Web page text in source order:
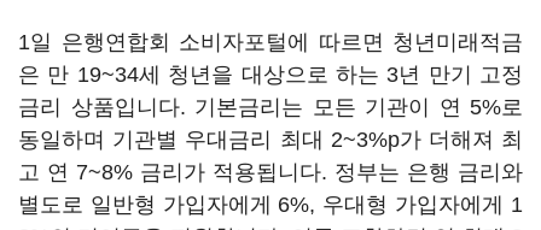
1일 은행연합회 소비자포털에 따르면 청년미래적금
은 만 19~34세 청년을 대상으로 하는 3년 만기 고정
금리 상품입니다. 기본금리는 모든 기관이 연 5%로
동일하며 기관별 우대금리 최대 2~3%p가 더해져 최
고 연 7~8% 금리가 적용됩니다. 정부는 은행 금리와
별도로 일반형 가입자에게 6%, 우대형 가입자에게 1